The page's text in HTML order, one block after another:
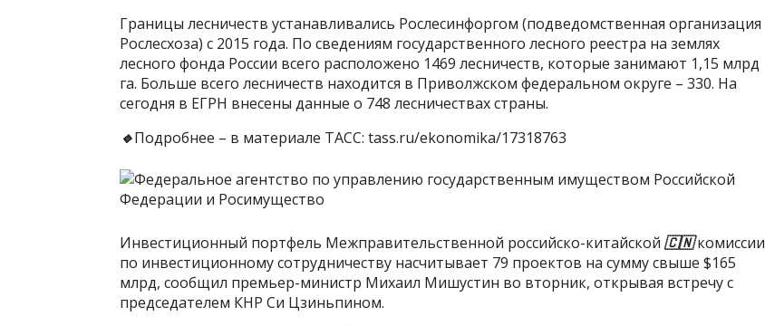
Границы лесничеств устанавливались Рослесинфоргом (подведомственная организация
Рослесхоза) с 2015 года. По сведениям государственного лесного реестра на землях
лесного фонда России всего расположено 1469 лесничеств, которые занимают 1,15 млрд
га. Больше всего лесничеств находится в Приволжском федеральном округе – 330. На
сегодня в ЕГРН внесены данные о 748 лесничествах страны.
🔹Подробнее – в материале ТАСС: tass.ru/ekonomika/17318763
Инвестиционный портфель Межправительственной российско-китайской 🇨🇳комиссии
по инвестиционному сотрудничеству насчитывает 79 проектов на сумму свыше $165
млрд, сообщил премьер-министр Михаил Мишустин во вторник, открывая встречу с
председателем КНР Си Цзиньпином.